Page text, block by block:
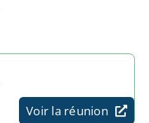
Voir la réunion